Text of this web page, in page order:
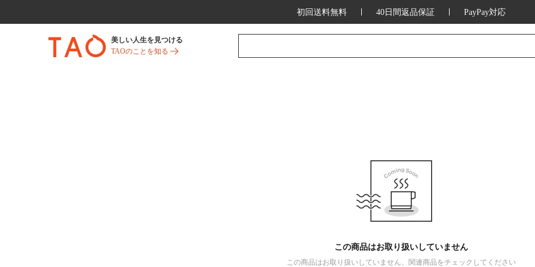
初回送料無料 40日間返品保証 PayPay対応
美しい人生を見つける
TAOのことを知る
この商品はお取り扱いしていません
この商品はお取り扱いしていません、関連商品をチェックしてください